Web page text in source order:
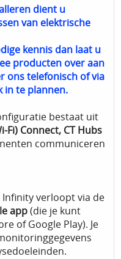
dient u
van elektrische
kennis dan laat u
producten over aan
ons telefonisch of via
in te plannen.
bestaat uit
Fi) Connect, CT Hubs
communiceren
Infinity verloopt via de
app(die je kunt
of Google Play). Je